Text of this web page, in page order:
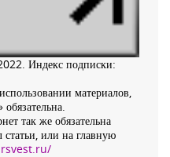
Индекс подписки:
материалов,
так же обязательна
или на главную